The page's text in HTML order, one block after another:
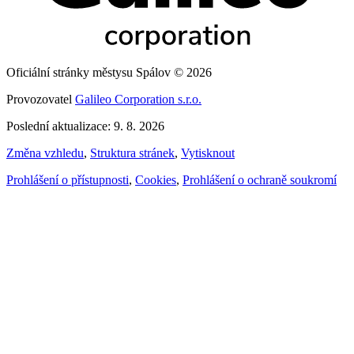
Oficiální stránky městysu Spálov © 2026
Provozovatel Galileo Corporation s.r.o.
Poslední aktualizace: 9. 8. 2026
Změna vzhledu, Struktura stránek, Vytisknout
Prohlášení o přístupnosti, Cookies, Prohlášení o ochraně soukromí